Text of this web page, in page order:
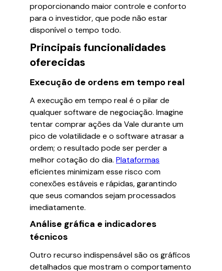
proporcionando maior controle e conforto
para o investidor, que pode não estar
disponível o tempo todo.
Principais funcionalidades
oferecidas
Execução de ordens em tempo real
A execução em tempo real é o pilar de
qualquer software de negociação. Imagine
tentar comprar ações da Vale durante um
pico de volatilidade e o software atrasar a
ordem; o resultado pode ser perder a
melhor cotação do dia. Plataformas
eficientes minimizam esse risco com
conexões estáveis e rápidas, garantindo
que seus comandos sejam processados
imediatamente.
Análise gráfica e indicadores
técnicos
Outro recurso indispensável são os gráficos
detalhados que mostram o comportamento